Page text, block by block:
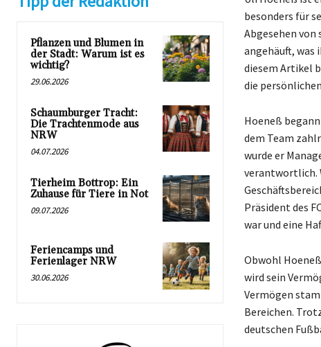
Pflanzen und Blumen in
der Stadt: Warum ist es
wichtig?
29.06.2026
Schaumburger Tracht:
Die Trachtenmode aus
NRW
04.07.2026
Tierheim Bottrop: Ein
Zuhause für Tiere in Not
09.07.2026
Feriencamps und
Ferienlager NRW
30.06.2026
besonders für
Abgesehen
angehäuft, was
diesem Artikel
die
Hoeneß
dem Team
wurde er
verantwortlich.
Präsident des
war und eine
Obwohl
wird sein
Vermögen
Bereichen.
deutschen